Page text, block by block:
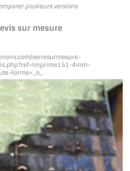
MIROIR
DE VERRE
ASSEMBLAGE DE VERRES
plusieurs versions
sur mesure
verresurmesure-
-4mm-
Forme=_o_